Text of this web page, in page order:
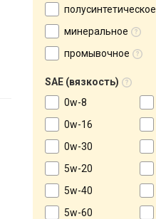
полусинтетическое
минеральное
промывочное
SAE (вязкость)
0w-8
0w-16
0w-30
5w-20
5w-40
5w-60